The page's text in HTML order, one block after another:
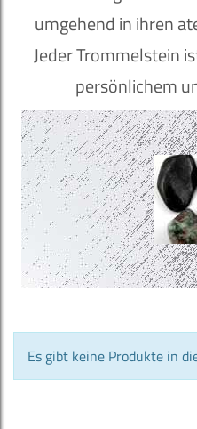
umgehend in ihren
Jeder Trommelstein
persönlichem
Es gibt keine Produkte in